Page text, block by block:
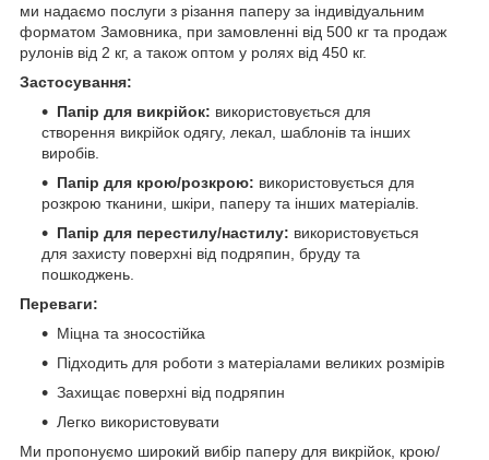
ми надаємо послуги з різання паперу за індивідуальним
форматом Замовника, при замовленні від 500 кг та продаж
рулонів від 2 кг, а також оптом у ролях від 450 кг.
Застосування:
Папір для викрійок: використовується для
створення викрійок одягу, лекал, шаблонів та інших
виробів.
Папір для крою/розкрою: використовується для
розкрою тканини, шкіри, паперу та інших матеріалів.
Папір для перестилу/настилу: використовується
для захисту поверхні від подряпин, бруду та
пошкоджень.
Переваги:
Міцна та зносостійка
Підходить для роботи з матеріалами великих розмірів
Захищає поверхні від подряпин
Легко використовувати
Ми пропонуємо широкий вибір паперу для викрійок, крою/